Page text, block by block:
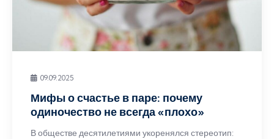
09.09.2025
Мифы о счастье в паре: почему
одиночество не всегда «плохо»
В обществе десятилетиями укоренялся стереотип: